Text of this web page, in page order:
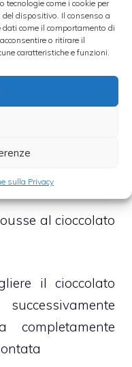
tecnologie come i cookie per
del dispositivo. Il consenso a
dati come il comportamento di
o ritirare il
caratteristiche e funzioni.
sulla Privacy
teglia da forno,
con abbondante
preriscaldato
appunto, su se
desiderata
al cioccolato
il cioccolato
completamente